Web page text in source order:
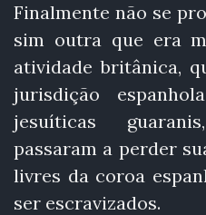
Finalmente não se
sim outra que era
atividade britânica,
jurisdição
jesuíticas
passaram a perder
livres da coroa
ser escravizados.